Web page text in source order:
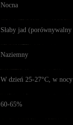
Nocna
Słaby jad (porównywalny
Naziemny
W dzień 25-27°C, w
60-65%